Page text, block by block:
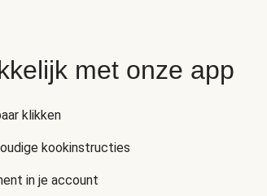
met onze app
klikken
kookinstructies
in je account